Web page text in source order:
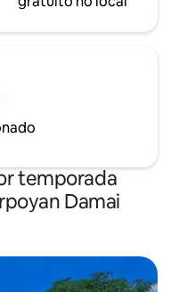
temporada
Damai